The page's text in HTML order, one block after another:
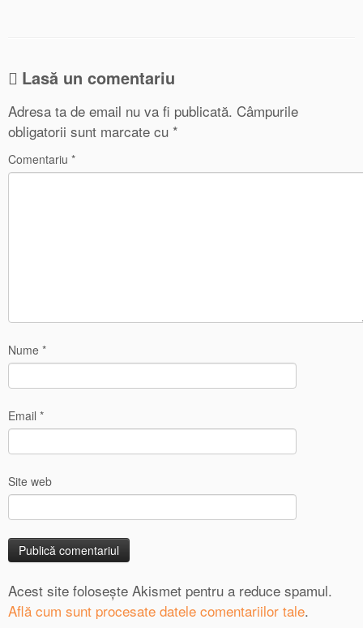
Lasă un comentariu
Adresa ta de email nu va fi publicată. Câmpurile
obligatorii sunt marcate cu *
Comentariu *
Nume *
Email *
Site web
Acest site folosește Akismet pentru a reduce spamul.
Află cum sunt procesate datele comentariilor tale.